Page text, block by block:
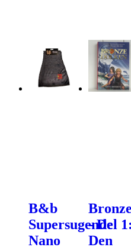
B&b
Supersugende
Nano
- Del 1:
Den